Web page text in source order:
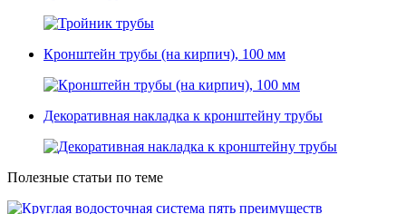
Кронштейн трубы (на кирпич), 100 мм
Декоративная накладка к кронштейну трубы
Полезные статьи по теме